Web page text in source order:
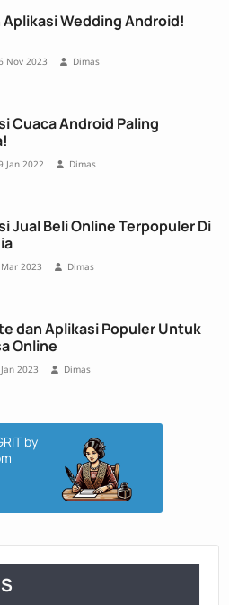
Weddіng Androіd!
Nov 2023 Dimas
Cuaca Androіd Paling
Jan 2022 Dimas
Jual Beli Online Terpopuler Di
2023 Dimas
dan Aplikasi Populer Untuk
Online
2023 Dimas
by